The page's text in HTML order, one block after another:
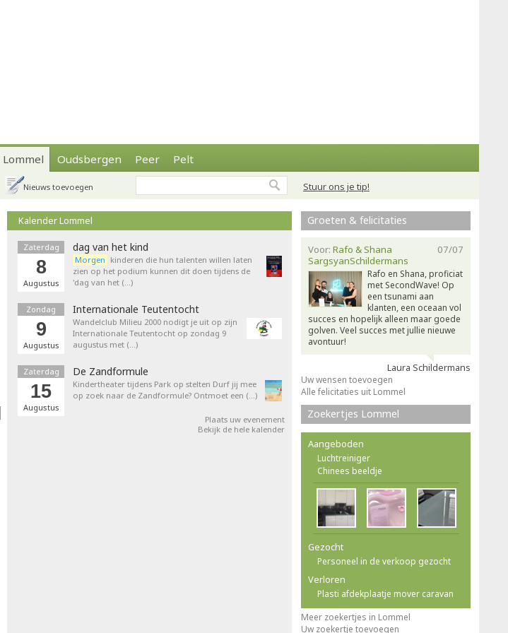
Lommel Oudsbergen Peer Pelt
Stuur ons je tip!
Nieuws toevoegen
Kalender Lommel
Zaterdag
8
Augustus
dag van het kind
Morgen kinderen die hun talenten willen laten
zien op het podium kunnen dit doen tijdens de
'dag van het (…)
Zondag
9
Augustus
Internationale Teutentocht
Wandelclub Milieu 2000 nodigt je uit op zijn
Internationale Teutentocht op zondag 9
augustus met (…)
Zaterdag
15
Augustus
De Zandformule
Kindertheater tijdens Park op stelten Durf jij mee
op zoek naar de Zandformule? Ontmoet een (…)
Plaats uw evenement
Bekijk de hele kalender
Groeten & felicitaties
07/07
Voor: Rafo & Shana
SargsyanSchildermans
Rafo en Shana, proficiat
met SecondWave! Op
een tsunami aan
klanten, een oceaan vol
succes en hopelijk alleen maar goede
golven. Veel succes met jullie nieuwe
avontuur!
Laura Schildermans
Uw wensen toevoegen
Alle felicitaties uit Lommel
Zoekertjes Lommel
Aangeboden
Luchtreiniger
Chinees beeldje
Gezocht
Personeel in de verkoop gezocht
Verloren
Plasti afdekplaatje mover caravan
Meer zoekertjes in Lommel
Uw zoekertje toevoegen